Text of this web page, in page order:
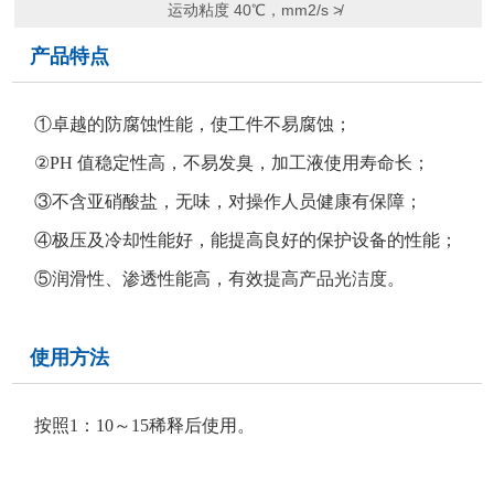
运动粘度 40℃，mm2/s ≯
产品特点
①卓越的防腐蚀性能，使工件不易腐蚀；
②PH 值稳定性高，不易发臭，加工液使用寿命长；
③不含亚硝酸盐，无味，对操作人员健康有保障；
④极压及冷却性能好，能提高良好的保护设备的性能；
⑤润滑性、渗透性能高，有效提高产品光洁度。
使用方法
按照1：10～15稀释后使用。